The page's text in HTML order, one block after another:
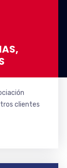
clientes